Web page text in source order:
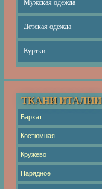
Мужская одежда
Детская одежда
Куртки
ТКАНИ ИТАЛИИ
Бархат
Костюмная
Кружево
Нарядное